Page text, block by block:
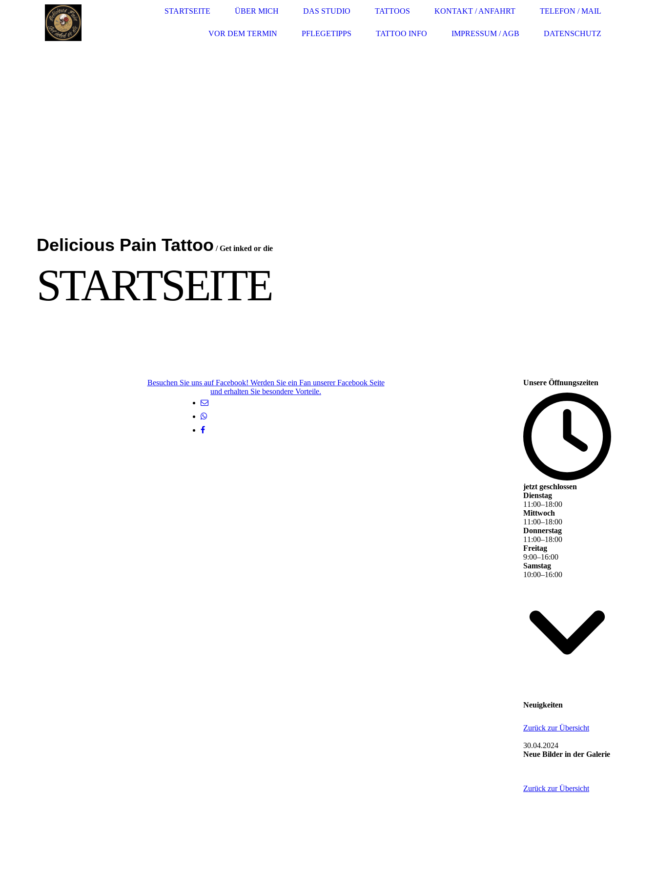
STARTSEITE ÜBER MICH DAS STUDIO TATTOOS KONTAKT / ANFAHRT TELEFON / MAIL
VOR DEM TERMIN PFLEGETIPPS TATTOO INFO IMPRESSUM / AGB DATENSCHUTZ
Delicious Pain Tattoo /Get inked or die
STARTSEITE
Besuchen Sie uns auf Facebook! Werden Sie ein Fan unserer Facebook Seite
und erhalten Sie besondere Vorteile.
Unsere Öffnungszeiten
jetzt geschlossen
Dienstag
11 :00–18:00
Mittwoch
11 :00–18:00
Donnerstag
11 :00–18:00
Freitag
9:00–16:00
Samstag
10:00–16:00
Neuigkeiten
Zurück zur Übersicht
30.04.2024
Neue Bilder in der Galerie
Zurück zur Übersicht